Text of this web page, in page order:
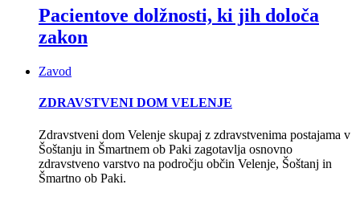
Pacientove dolžnosti, ki jih določa
zakon
Zavod
ZDRAVSTVENI DOM VELENJE
Zdravstveni dom Velenje skupaj z zdravstvenima postajama v
Šoštanju in Šmartnem ob Paki zagotavlja osnovno
zdravstveno varstvo na področju občin Velenje, Šoštanj in
Šmartno ob Paki.